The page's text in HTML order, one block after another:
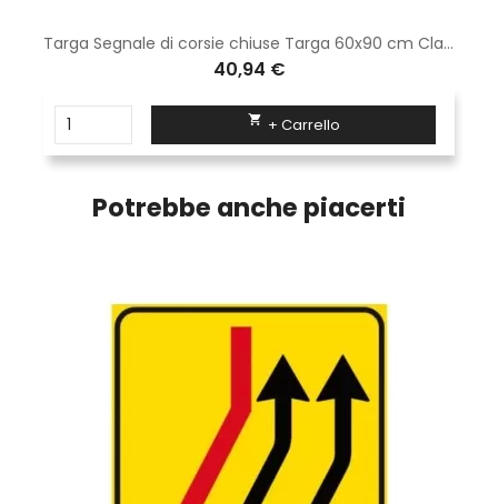
Targa Segnale di corsie chiuse Targa 60x90 cm Classe 1 Fig. 411/e Lamiera di acciaio zincato a caldo
40,94 €
 + Carrello
Potrebbe anche piacerti